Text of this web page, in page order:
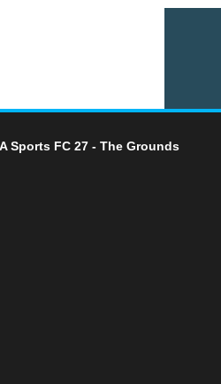
Sports FC 27 - The Grounds